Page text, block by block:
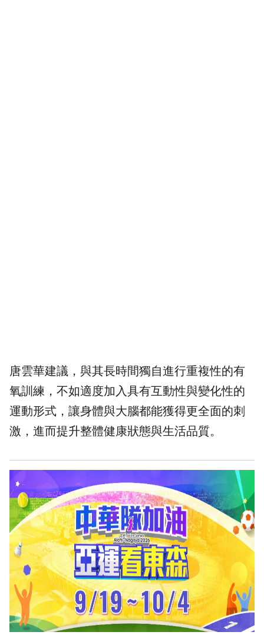
唐雲華建議，與其長時間獨自進行重複性的有
氧訓練，不如適度加入具有互動性與變化性的
運動形式，讓身體與大腦都能獲得更全面的刺
激，進而提升整體健康狀態與生活品質。